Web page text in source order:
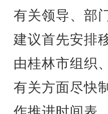
有关领导、部
建议首先安排
由桂林市组织
有关方面尽快